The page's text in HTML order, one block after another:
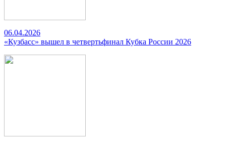
06.04.2026
«Кузбасс» вышел в четвертьфинал Кубка России 2026